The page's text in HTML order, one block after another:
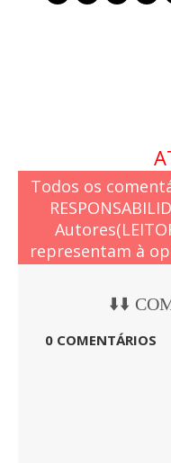
Todos os
representam à
⬇️⬇️
0 COMENTÁRIOS